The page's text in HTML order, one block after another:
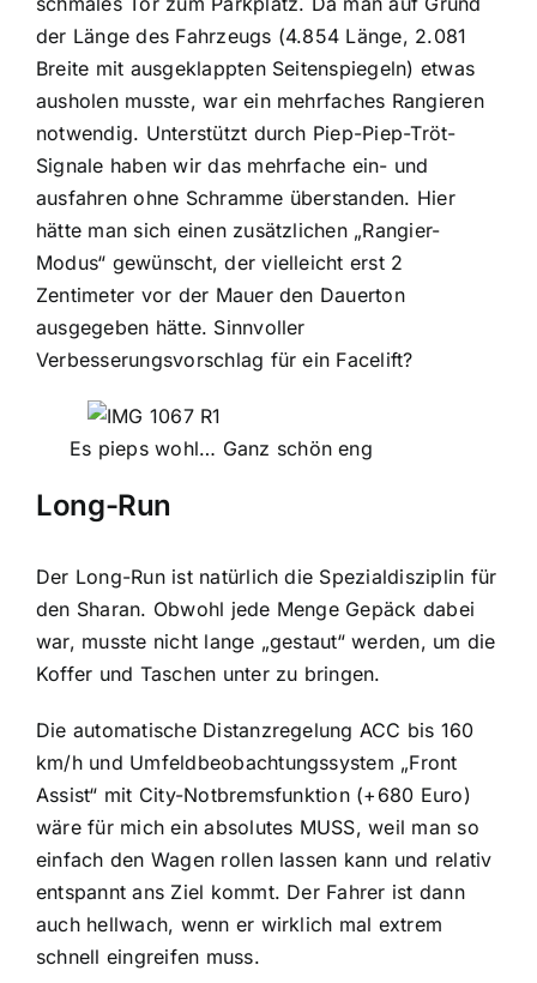
der Länge des Fahrzeugs (4.854 Länge, 2.081
Breite mit ausgeklappten Seitenspiegeln) etwas
ausholen musste, war ein mehrfaches Rangieren
notwendig. Unterstützt durch Piep-Piep-Tröt-
Signale haben wir das mehrfache ein- und
ausfahren ohne Schramme überstanden. Hier
hätte man sich einen zusätzlichen „Rangier-
Modus“ gewünscht, der vielleicht erst 2
Zentimeter vor der Mauer den Dauerton
ausgegeben hätte. Sinnvoller
Verbesserungsvorschlag für ein Facelift?
Es pieps wohl… Ganz schön eng
Long-Run
Der Long-Run ist natürlich die Spezialdisziplin für
den Sharan. Obwohl jede Menge Gepäck dabei
war, musste nicht lange „gestaut“ werden, um die
Koffer und Taschen unter zu bringen.
Die automatische Distanzregelung ACC bis 160
km/h und Umfeldbeobachtungssystem „Front
Assist“ mit City-Notbremsfunktion (+680 Euro)
wäre für mich ein absolutes MUSS, weil man so
einfach den Wagen rollen lassen kann und relativ
entspannt ans Ziel kommt. Der Fahrer ist dann
auch hellwach, wenn er wirklich mal extrem
schnell eingreifen muss.